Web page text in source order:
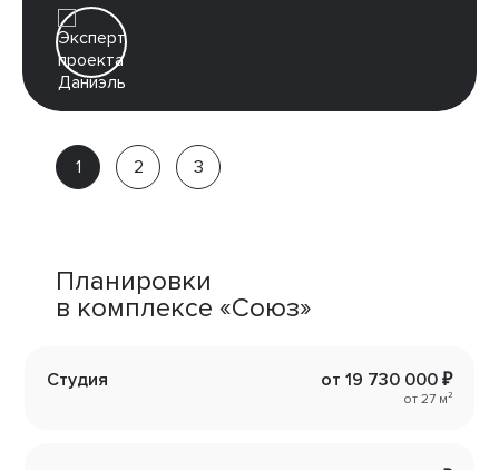
Партнёр
компании
Планировки
в комплексе «Союз»
Студия от 19 730 000 ₽
от 27 м²